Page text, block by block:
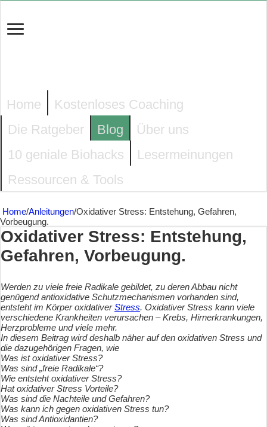
Home
Kostenloses Coaching
Die Ratgeber
Blog
Über uns
10 geniale Biohacks
Lesermeinungen
Ressourcen & Tools
Home/Anleitungen/Oxidativer Stress: Entstehung, Gefahren,
Vorbeugung.
Oxidativer Stress: Entstehung,
Gefahren, Vorbeugung.
Werden zu viele freie Radikale gebildet, zu deren Abbau nicht
genügend antioxidative Schutzmechanismen vorhanden sind,
entsteht im Körper oxidativerStress. Oxidativer Stress kann viele
verschiedene Krankheiten verursachen – Krebs, Hirnerkrankungen,
Herzprobleme und viele mehr.
In diesem Beitrag wird deshalb näher auf den oxidativen Stress und
die dazugehörigen Fragen, wie
Was ist oxidativer Stress?
Was sind „freie Radikale“?
Wie entsteht oxidativer Stress?
Hat oxidativer Stress Vorteile?
Was sind die Nachteile und Gefahren?
Was kann ich gegen oxidativen Stress tun?
Was sind Antioxidantien?